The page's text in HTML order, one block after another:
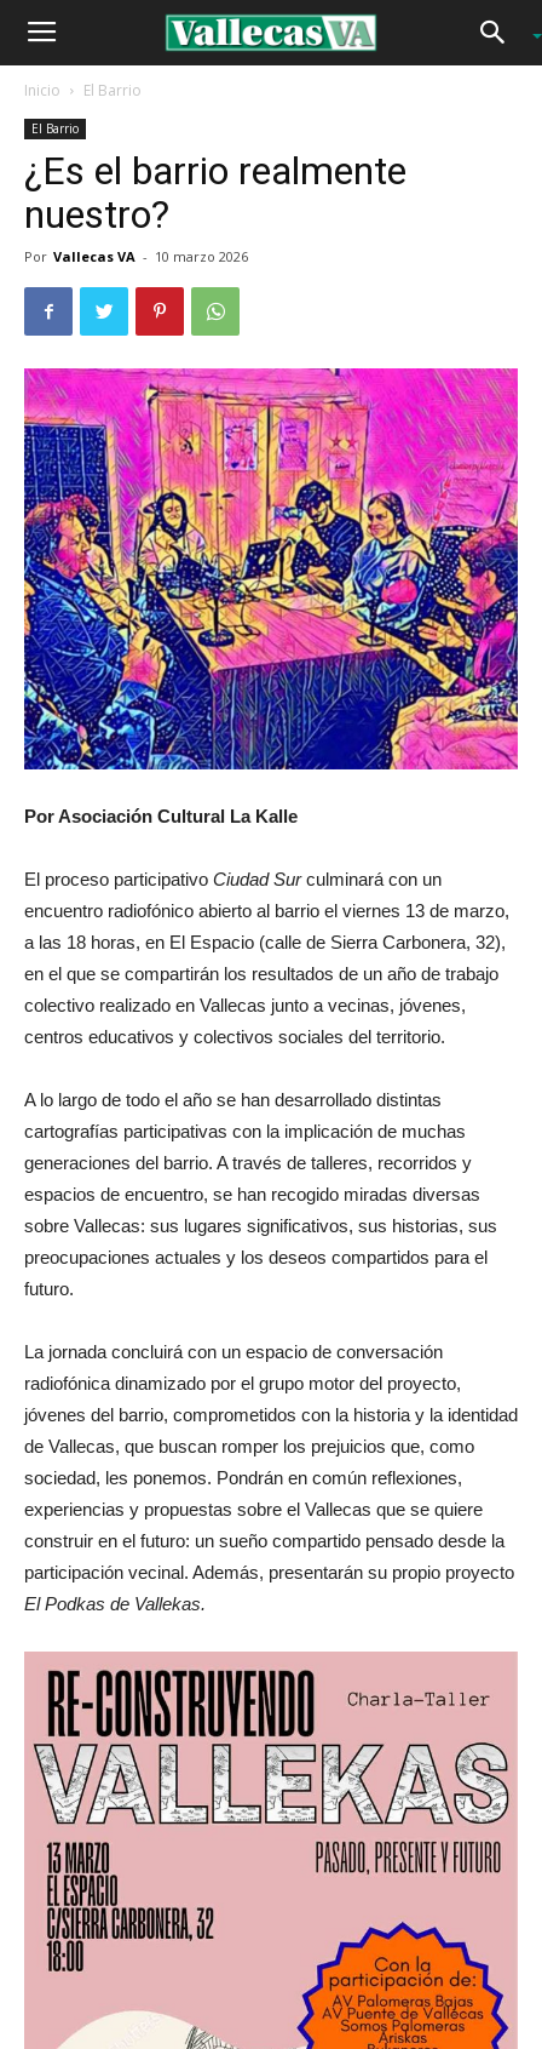
Inicio El Barrio
El Barrio
¿Es el barrio realmente
nuestro?
Por Vallecas VA - 10 marzo 2026
Por Asociación Cultural La Kalle
El proceso participativo Ciudad Surculminará con un
encuentro radiofónico abierto al barrio el viernes 13 de marzo,
a las 18 horas, en El Espacio (calle de Sierra Carbonera, 32),
en el que se compartirán los resultados de un año de trabajo
colectivo realizado en Vallecas junto a vecinas, jóvenes,
centros educativos y colectivos sociales del territorio.
A lo largo de todo el año se han desarrollado distintas
cartografías participativas con la implicación de muchas
generaciones del barrio. A través de talleres, recorridos y
espacios de encuentro, se han recogido miradas diversas
sobre Vallecas: sus lugares significativos, sus historias, sus
preocupaciones actuales y los deseos compartidos para el
futuro.
La jornada concluirá con un espacio de conversación
radiofónica dinamizado por el grupo motor del proyecto,
jóvenes del barrio, comprometidos con la historia y la identidad
de Vallecas, que buscan romper los prejuicios que, como
sociedad, les ponemos. Pondrán en común reflexiones,
experiencias y propuestas sobre el Vallecas que se quiere
construir en el futuro: un sueño compartido pensado desde la
participación vecinal. Además, presentarán su propio proyecto
El Podkas de Vallekas.